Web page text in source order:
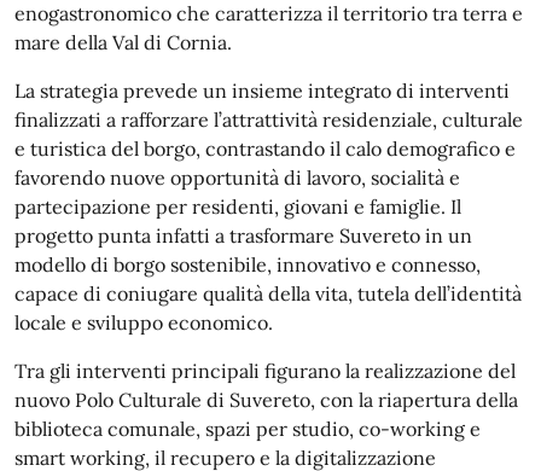
enogastronomico che caratterizza il territorio tra terra e
mare della Val di Cornia.
La strategia prevede un insieme integrato di interventi
finalizzati a rafforzare l’attrattività residenziale, culturale
e turistica del borgo, contrastando il calo demografico e
favorendo nuove opportunità di lavoro, socialità e
partecipazione per residenti, giovani e famiglie. Il
progetto punta infatti a trasformare Suvereto in un
modello di borgo sostenibile, innovativo e connesso,
capace di coniugare qualità della vita, tutela dell’identità
locale e sviluppo economico.
Tra gli interventi principali figurano la realizzazione del
nuovo Polo Culturale di Suvereto, con la riapertura della
biblioteca comunale, spazi per studio, co-working e
smart working, il recupero e la digitalizzazione